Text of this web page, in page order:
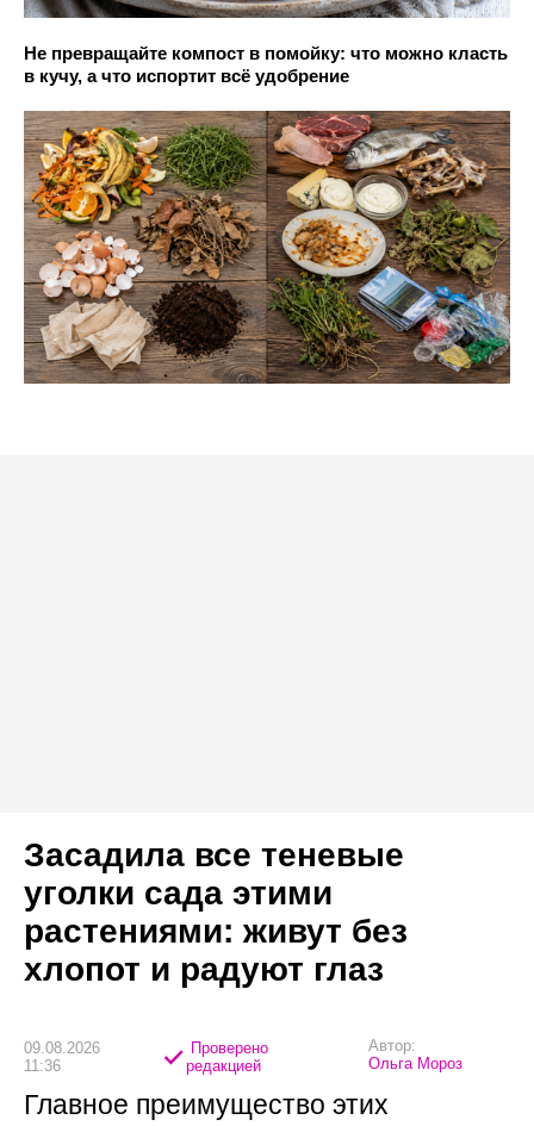
Не превращайте компост в помойку: что можно класть
в кучу, а что испортит всё удобрение
Засадила все теневые
уголки сада этими
растениями: живут без
хлопот и радуют глаз
09.08.2026
11:36
Проверено
редакцией
Автор:
Ольга Мороз
Главное преимущество этих